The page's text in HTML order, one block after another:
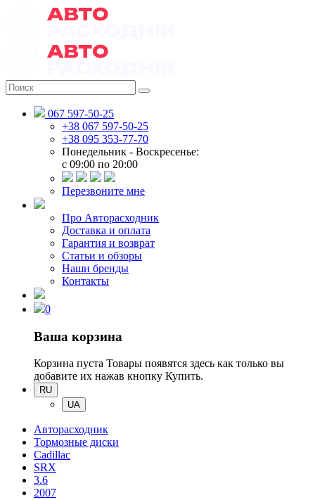
067 597-50-25
+38 067 597-50-25
+38 095 353-77-70
Понедельник - Воскресенье:
c 09:00 по 20:00
Перезвоните мне
Про Авторасходник
Доставка и оплата
Гарантия и возврат
Статьи и обзоры
Наши бренды
Контакты
0
Ваша корзина
Корзина пуста Товары появятся здесь как только вы
добавите их нажав кнопку Купить.
RU
UA
Авторасходник
Тормозные диски
Cadillac
SRX
3.6
2007